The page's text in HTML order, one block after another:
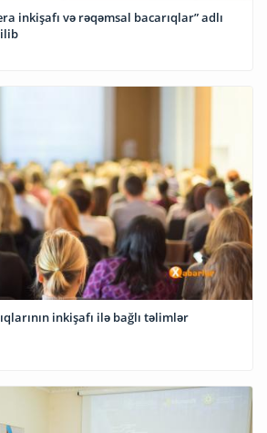
inkişafı və rəqəmsal bacarıqlar” adlı
inkişafı ilə bağlı təlimlər